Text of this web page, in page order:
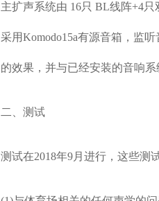
主扩声系统由 16只 BL线阵+4只
采用Komodo15a有源音箱，监听
的效果，并与已经安装的音响
二、测试
测试在2018年9月进行，这些测